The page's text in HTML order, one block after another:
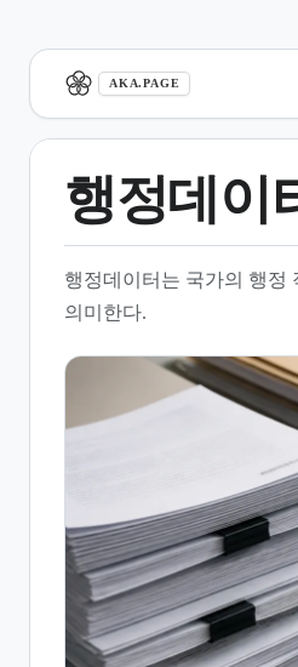
AKA.PAGE
행정데이
행정데이터는 국가의 행정
의미한다.
개요
행정의 개념과 범위
행정데이터의 구성 요소
행정데이터의 관리 및 운영
행정데이터의 언어적 정의
행정데이터 활용의 중요성
같이 보기
관련 문서